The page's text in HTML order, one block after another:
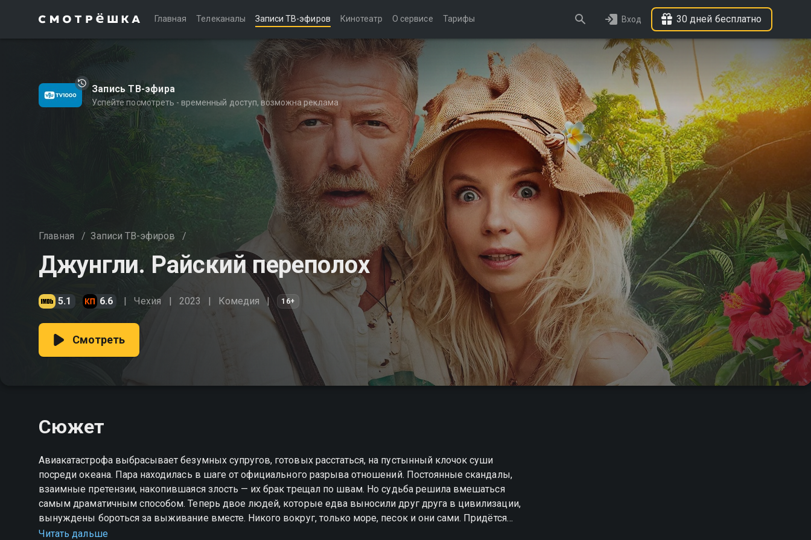
Главная Телеканалы Записи ТВ-эфиров Кинотеатр О сервисе Тарифы Вход 30 дней бесплатно
Запись ТВ-эфира
Успейте посмотреть - временный доступ, возможна реклама
Главная / Записи ТВ-эфиров /
Джунгли. Райский переполох
5.1 6.6 Чехия 2023 Комедия 16+
Смотреть
Сюжет
Авиакатастрофа выбрасывает безумных супругов, готовых расстаться, на пустынный клочок суши
посреди океана. Пара находилась в шаге от официального разрыва отношений. Постоянные скандалы,
взаимные претензии, накопившаяся злость — их брак трещал по швам. Но судьба решила вмешаться
самым драматичным способом. Теперь двое людей, которые едва выносили друг друга в цивилизации,
вынуждены бороться за выживание вместе. Никого вокруг, только море, песок и они сами. Придётся
забыть об обидах и научиться сотрудничать, иначе шансов выбраться отсюда просто не будет. Возможно,
Читать дальше